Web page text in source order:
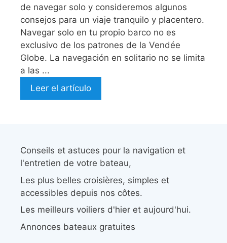
de navegar solo y consideremos algunos
consejos para un viaje tranquilo y placentero.
Navegar solo en tu propio barco no es
exclusivo de los patrones de la Vendée
Globe. La navegación en solitario no se limita
a las ...
Leer el artículo
Conseils et astuces pour la navigation et
l'entretien de votre bateau,
Les plus belles croisières, simples et
accessibles depuis nos côtes.
Les meilleurs voiliers d'hier et aujourd'hui.
Annonces bateaux gratuites